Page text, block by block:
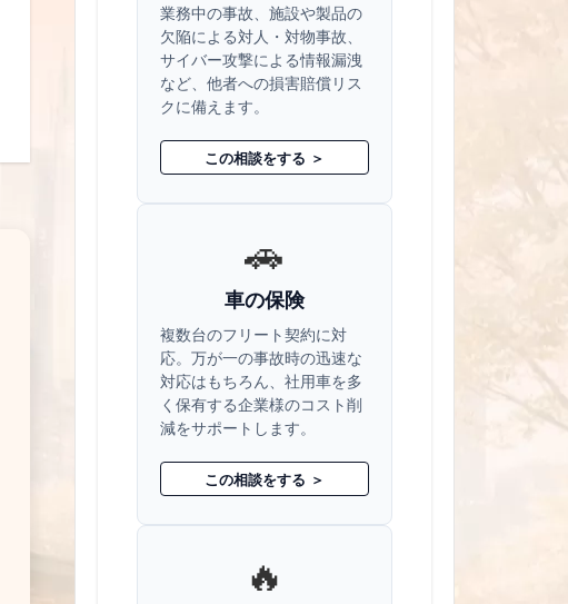
業務中の事故、施設や製品の
欠陥による対人・対物事故、
サイバー攻撃による情報漏洩
など、他者への損害賠償リス
クに備えます。
この相談をする ＞
🚗
車の保険
複数台のフリート契約に対
応。万が一の事故時の迅速な
対応はもちろん、社用車を多
く保有する企業様のコスト削
減をサポートします。
この相談をする ＞
🔥